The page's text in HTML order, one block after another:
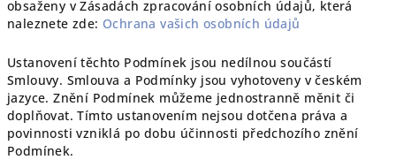
obsaženy v Zásadách zpracování osobních údajů, která
naleznete zde: Ochrana vašich osobních údajů
Ustanovení těchto Podmínek jsou nedílnou součástí
Smlouvy. Smlouva a Podmínky jsou vyhotoveny v českém
jazyce. Znění Podmínek můžeme jednostranně měnit či
doplňovat. Tímto ustanovením nejsou dotčena práva a
povinnosti vzniklá po dobu účinnosti předchozího znění
Podmínek.